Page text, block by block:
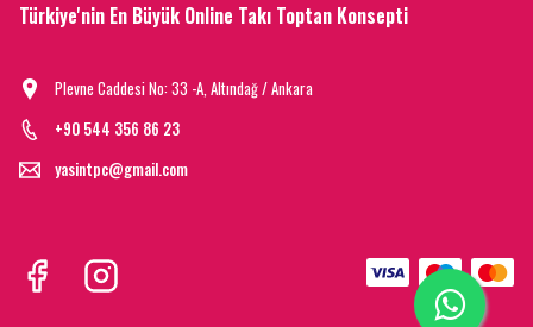
Türkiye'nin En Büyük Online Takı Toptan Konsepti
Plevne Caddesi No: 33 -A, Altındağ / Ankara
+90 544 356 86 23
yasintpc@gmail.com